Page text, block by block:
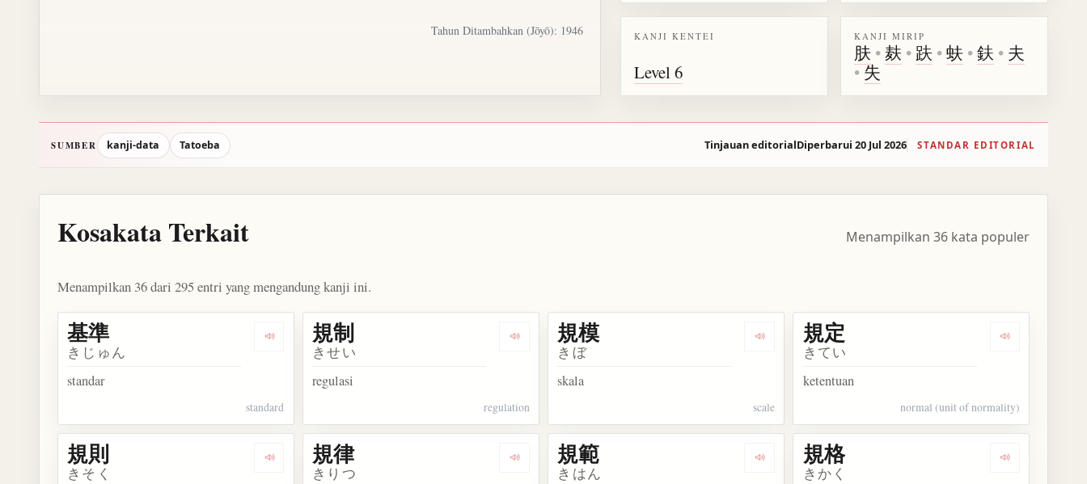
Tahun Ditambahkan (Jōyō): 1946 KANJI KENTEI
Level 6
KANJI MIRIP
肤 •麸 • 趺 •蚨 •鈇 • 夫
•失
SUMBER kanji-data Tatoeba Tinjauan editorialDiperbarui 20 Jul 2026 STANDAR EDITORIAL
Kosakata Terkait Menampilkan 36 kata populer
Menampilkan 36 dari 295 entri yang mengandung kanji ini.
Dengarkan kosakata 基準
基準
きじゅん
standar
standard
Dengarkan kosakata 規制
規制
きせい
regulasi
regulation
Dengarkan kosakata 規模
規模
きぼ
skala
scale
Dengarkan
規定
きてい
ketentuan
normal (unit of normality)
Dengarkan kosakata 規則
規則
きそく Dengarkan kosakata 規律
規律
きりつ Dengarkan kosakata 規範
規範
きはん Dengarkan
規格
きかく